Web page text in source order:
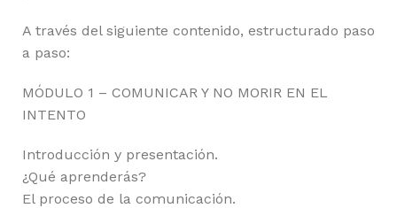
A través del siguiente contenido, estructurado paso
a paso:
MÓDULO 1 – COMUNICAR Y NO MORIR EN EL
INTENTO
Introducción y presentación.
¿Qué aprenderás?
El proceso de la comunicación.